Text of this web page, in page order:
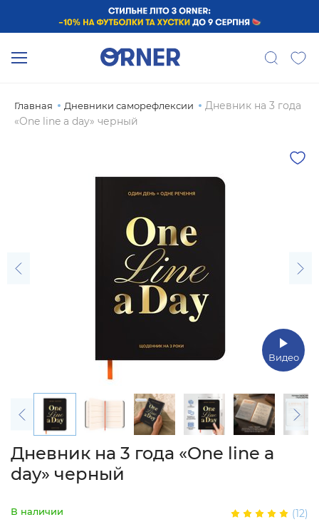
Главная Дневники саморефлексии
Дневник на 3 года
«One line a day» черный
Видео
Дневник на 3 года «One line a
day» черный
В наличии (12)